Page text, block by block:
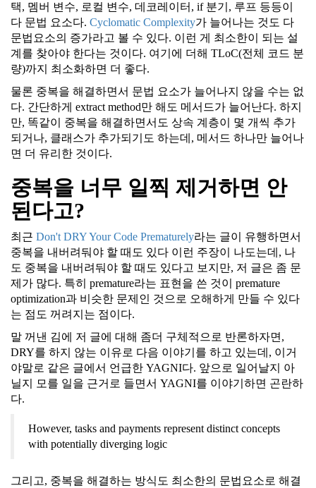
택, 멤버 변수, 로컬 변수, 데코레이터, if 분기, 루프 등등이
다 문법 요소다. Cyclomatic Complexity가 늘어나는 것도 다
문법요소의 증가라고 볼 수 있다. 이런 게 최소한이 되는 설
계를 찾아야 한다는 것이다. 여기에 더해 TLoC(전체 코드 분
량)까지 최소화하면 더 좋다.
물론 중복을 해결하면서 문법 요소가 늘어나지 않을 수는 없
다. 간단하게 extract method만 해도 메서드가 늘어난다. 하지
만, 똑같이 중복을 해결하면서도 상속 계층이 몇 개씩 추가
되거나, 클래스가 추가되기도 하는데, 메서드 하나만 늘어나
면 더 유리한 것이다.
중복을 너무 일찍 제거하면 안
된다고?
최근 Don't DRY Your Code Prematurely라는 글이 유행하면서
중복을 내버려둬야 할 때도 있다 이런 주장이 나도는데, 나
도 중복을 내버려둬야 할 때도 있다고 보지만, 저 글은 좀 문
제가 많다. 특히 premature라는 표현을 쓴 것이 premature
optimization과 비슷한 문제인 것으로 오해하게 만들 수 있다
는 점도 꺼려지는 점이다.
말 꺼낸 김에 저 글에 대해 좀더 구체적으로 반론하자면,
DRY를 하지 않는 이유로 다음 이야기를 하고 있는데, 이거
야말로 같은 글에서 언급한 YAGNI다. 앞으로 일어날지 아
닐지 모를 일을 근거로 들면서 YAGNI를 이야기하면 곤란하
다.
However, tasks and payments represent distinct concepts
with potentially diverging logic
그리고, 중복을 해결하는 방식도 최소한의 문법요소로 해결